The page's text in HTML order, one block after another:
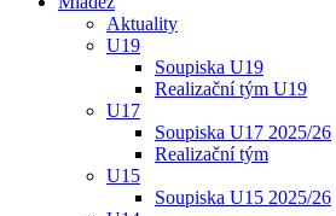
Aktuality
U19
Soupiska U19
Realizační tým U19
U17
Soupiska U17 2025/26
Realizační tým
U15
Soupiska U15 2025/26